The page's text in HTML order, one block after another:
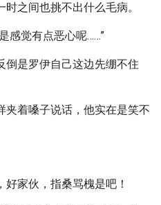
之间也挑不出什么毛病。
感觉有点恶心呢……”
倒是罗伊自己这边先绷不住
夹着嗓子说话，他实在是笑不
家伙，指桑骂槐是吧！